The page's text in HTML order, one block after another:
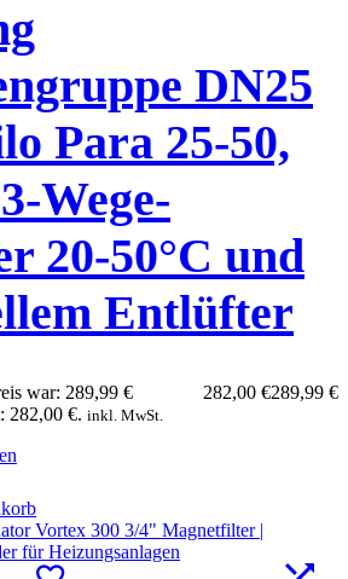
DN25
Para 25-50,
Wege-
20-50°C und
Entlüfter
289,99 €
war: 289,99 € 282,00 €
282,00 €. inkl. MwSt.